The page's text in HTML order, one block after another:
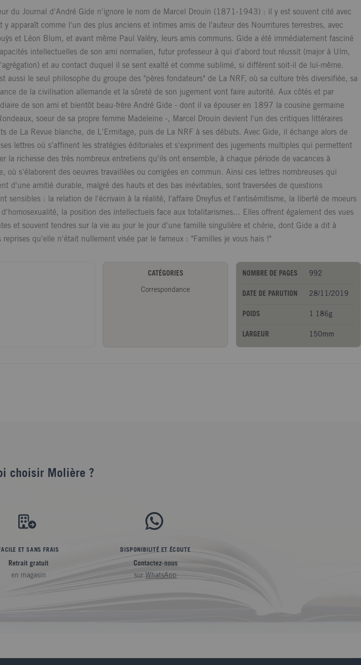
du Journal d'André Gide n'ignore le nom de Marcel Drouin (1871-1943) : il y est souvent cité avec
y apparaît comme l'un des plus anciens et intimes amis de l'auteur des Nourritures terrestres, avec
et Léon Blum, et avant même Paul Valéry, leurs amis communs. Gide a été immédiatement fasciné
intellectuelles de son ami normalien, futur professeur à qui d'abord tout réussit (major à Ulm,
et au contact duquel il se sent exalté et comme sublimé, si différent soit-il de lui-même.
aussi le seul philosophe du groupe des "pères fondateurs" de La NRF, où sa culture très diversifiée, sa
de la civilisation allemande et la sûreté de son jugement vont faire autorité. Aux côtés et par
de son ami et bientôt beau-frère André Gide - dont il va épouser en 1897 la cousine germaine
soeur de sa propre femme Madeleine -, Marcel Drouin devient l'un des critiques littéraires
de La Revue blanche, de L'Ermitage, puis de La NRF à ses débuts. Avec Gide, il échange alors de
lettres où s'affinent les stratégies éditoriales et s'expriment des jugements multiples qui permettent
la richesse des très nombreux entretiens qu'ils ont ensemble, à chaque période de vacances à
où s'élaborent des oeuvres travaillées ou corrigées en commun. Ainsi ces lettres nombreuses qui
d'une amitié durable, malgré des hauts et des bas inévitables, sont traversées de questions
sensibles : la relation de l'écrivain à la réalité, l'affaire Dreyfus et l'antisémitisme, la liberté de moeurs
la position des intellectuels face aux totalitarismes... Elles offrent également des vues
et souvent tendres sur la vie au jour le jour d'une famille singulière et chérie, dont Gide a dit à
reprises qu'elle n'était nullement visée par le fameux : "Familles je vous hais !"
CATÉGORIES
Correspondance
NOMBRE DE PAGES 992
DATE DE PARUTION 28/11/2019
POIDS 1 186g
LARGEUR 150mm
choisir Molière ?
ET SANS FRAIS
Retrait gratuit
en magasin
DISPONIBILITÉ ET ÉCOUTE
Contactez-nous
sur WhatsApp